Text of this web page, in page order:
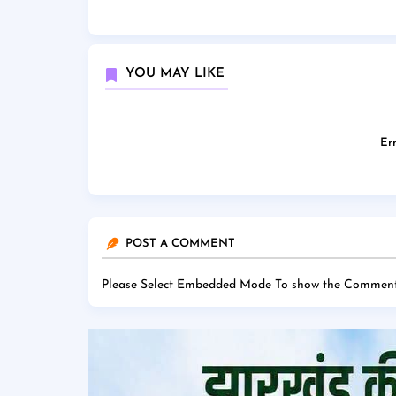
YOU MAY LIKE
POST A COMMENT
Please Select Embedded Mode To show the